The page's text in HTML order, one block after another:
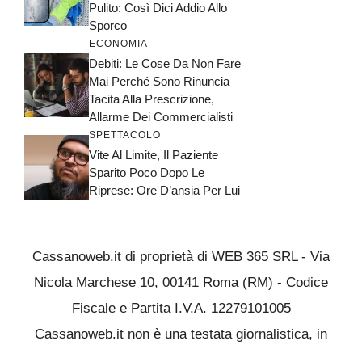
Pulito: Così Dici Addio Allo
Sporco
ECONOMIA
Debiti: Le Cose Da Non Fare
Mai Perché Sono Rinuncia
Tacita Alla Prescrizione,
Allarme Dei Commercialisti
SPETTACOLO
Vite Al Limite, Il Paziente
Sparito Poco Dopo Le
Riprese: Ore D’ansia Per Lui
Cassanoweb.it di proprietà di WEB 365 SRL - Via
Nicola Marchese 10, 00141 Roma (RM) - Codice
Fiscale e Partita I.V.A. 12279101005
Cassanoweb.it non è una testata giornalistica, in